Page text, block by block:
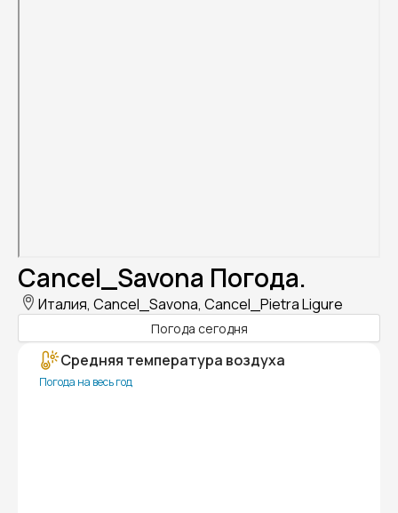
Cancel_Savona Погода.
Италия, Cancel_Savona, Cancel_Pietra Ligure
Погода сегодня
Средняя температура воздуха
Погода на весь год